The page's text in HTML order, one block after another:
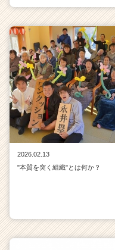
2026.02.13
"本質を突く組織"とは何か？